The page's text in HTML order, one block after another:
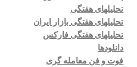
تحلیلهای هفتگی
تحلیلهای هفتگی بازار ایران
تحلیلهای هفتگی فارکس
دانلودها
فوت و فن معامله گری